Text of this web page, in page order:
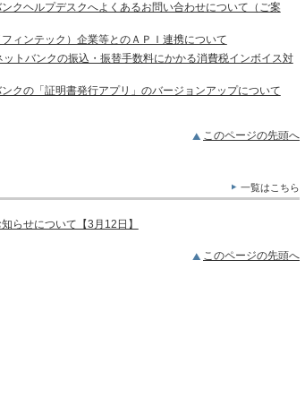
クヘルプデスクへよくあるお問い合わせについて（ご案
ィンテック）企業等とのＡＰＩ連携について
ットバンクの振込・振替手数料にかかる消費税インボイス対
クの「証明書発行アプリ」のバージョンアップについて
このページの先頭へ
一覧はこちら
らせについて【3月12日】
このページの先頭へ